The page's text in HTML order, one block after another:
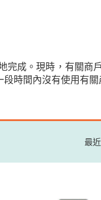
完成。現時，有關商
時間內沒有使用有關
最